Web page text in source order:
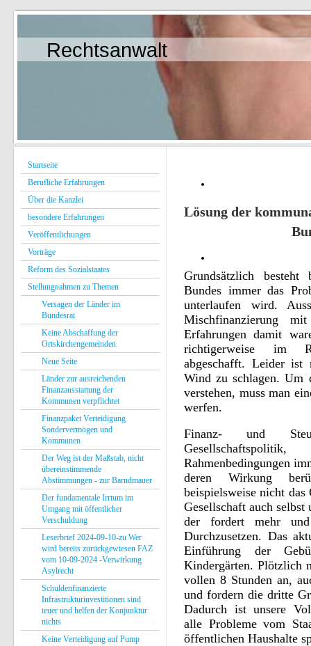
Rechtsanwalt
Startseite
Berufliche Erfahrungen
Über die Kanzlei
besondere Erfahrungen
Veröffentlichungen
Vorträge
Reform des Sozialstaates
Stellungnahmen zu Themen
Versagen der Länder im
Bundesrat
Keine Abschaffung der
Ortskirchengemeinden
Neue Seite
Länder zur ausreichenden
Finanzausstattung der
Kommunen verpflichtet
Finanzpaket Verteidigung
Sondervermögen und
Kommunen
Der Weg ist der Maßstab, nicht
übereinstimmende
Abstimmungen - zur Barndmauer
Der fundamentale Irrtum im
Umgang mit öffentlicher
Verschuldung
Leserbrief 2024-09-10-zu Wer
wird bereits zurückgewiesen FAZ
vom 10-09-2024 -Verwirkung
Asylrecht
Schuldenfinanzierte
Infrastrukturinvestitionen sind
teuer und helfen der Konjunktur
nichts
Keine Verteidigung auf Pump
Lösung der
Bund ist
Grundsätzlich
Bundes immer das
unterlaufen wird.
Mischfinanzierung
Erfahrungen damit
richtigerweise im
abgeschafft. Leider ist
Wind zu schlagen. Um
verstehen, muss man
werfen.
Finanz- und
Rahmenbedingungen
deren Wirkung
beispielsweise nicht
Gesellschaft auch
der fordert mehr
Durchzusetzen. Das
Einführung der
Kindergärten. Plötzlich
vollen 8 Stunden an,
und fordern die dritte
Dadurch ist unsere
alle Probleme vom
öffentlichen Haushalte